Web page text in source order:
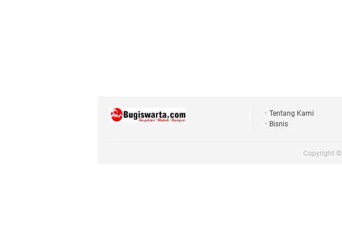
Tentang Kami
Bisnis
Copyright ©